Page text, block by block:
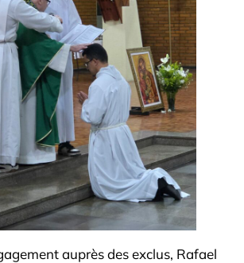
auprès des exclus, Rafael